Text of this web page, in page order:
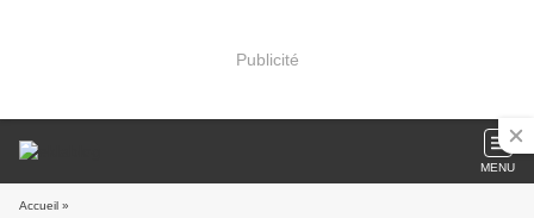
Publicité
MENU
Accueil »